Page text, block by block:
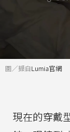
圖／擷自Lumia官網
現在的穿戴